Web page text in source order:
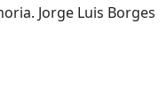
Jorge Luis Borges